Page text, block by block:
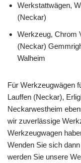
Werkstattwägen,
(Neckar)
Werkzeug, Chrom
(Neckar)
Walheim
Für Werkzeugwägen
Lauffen (Neckar),
Neckarwestheim
wir zuverlässige
Werkzeugwagen
Wenden Sie sich
werden Sie unsere